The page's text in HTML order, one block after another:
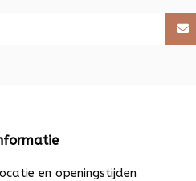
en openingstijden